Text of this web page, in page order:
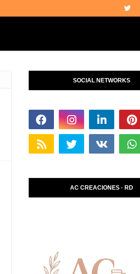
SOCIAL NETWORKS
AC CREACIONES · RD